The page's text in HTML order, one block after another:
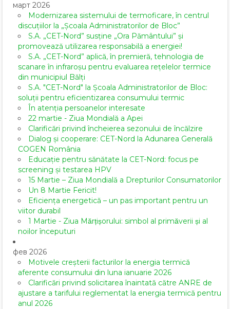
март 2026
Modernizarea sistemului de termoficare, în centrul
discuțiilor la „Școala Administratorilor de Bloc”
S.A. „CET-Nord” susține „Ora Pământului” și
promovează utilizarea responsabilă a energiei!
S.A. „CET-Nord” aplică, în premieră, tehnologia de
scanare în infraroșu pentru evaluarea rețelelor termice
din municipiul Bălți
S.A. "CET-Nord" la Școala Administratorilor de Bloc:
soluții pentru eficientizarea consumului termic
În atenția persoanelor interesate
22 martie - Ziua Mondială a Apei
Clarificări privind încheierea sezonului de încălzire
Dialog și cooperare: CET-Nord la Adunarea Generală
COGEN România
Educație pentru sănătate la CET-Nord: focus pe
screening și testarea HPV
15 Martie – Ziua Mondială a Drepturilor Consumatorilor
Un 8 Martie Fericit!
Eficiența energetică – un pas important pentru un
viitor durabil
1 Martie - Ziua Mărțișorului: simbol al primăverii și al
noilor începuturi
фев 2026
Motivele creșterii facturilor la energia termică
aferente consumului din luna ianuarie 2026
Clarificări privind solicitarea înaintată către ANRE de
ajustare a tarifului reglementat la energia termică pentru
anul 2026